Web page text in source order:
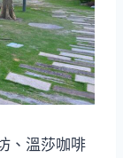
、溫莎咖啡